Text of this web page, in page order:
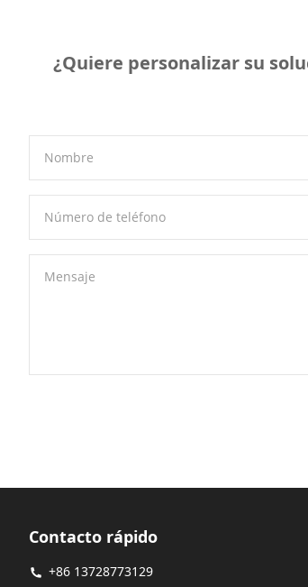
¿Quiere personalizar su
Nombre
Número de teléfono
Mensaje
Contacto rápido
+86 13728773129